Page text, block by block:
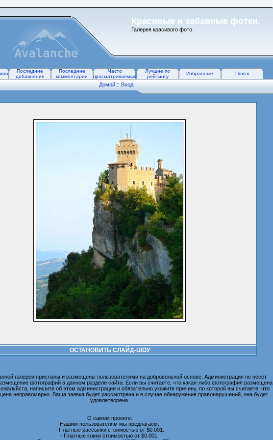
Красивые и забавные фотки.
Галерея красивого фото.
Последние
добавления
Последние
комментарии
Часто
просматриваемые
Лучшие по
рейтингу
Избранные Поиск
Домой :: Вход
ОСТАНОВИТЬ СЛАЙД-ШОУ
галереи присланы и размещены пользователями на добровольной основе. Администрация не несёт
фотографий в данном разделе сайта. Если вы считаете, что какая-либо фотография размещена
напишите об этом администрации и обязательно укажите причину, по которой вы считаете, что
неправомерно. Ваша заявка будет рассмотрена и в случае обнаружения правонарушений, она будет
удовлетворена.
О самом проекте:
Нашим пользователям мы предлагаем:
- Платные рассылки стоимостью от $0.001.
- Платные клики стоимостью от $0.001.